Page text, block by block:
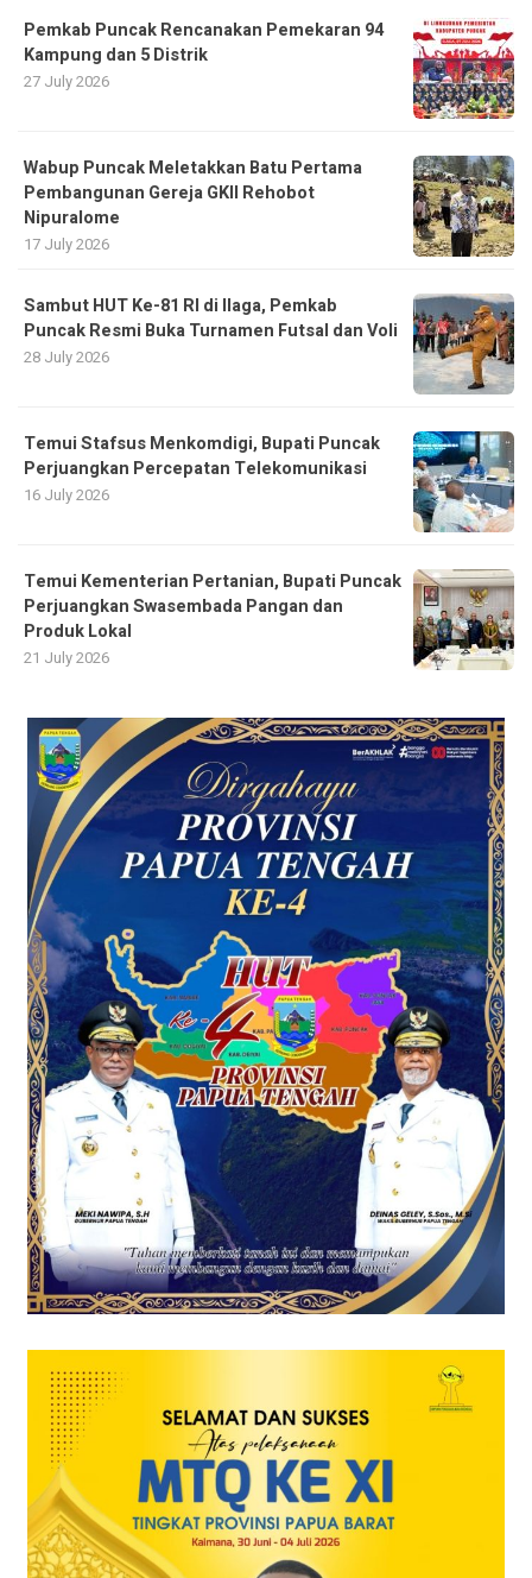
Pemkab Puncak Rencanakan Pemekaran 94
Kampung dan 5 Distrik
27 July 2026
Wabup Puncak Meletakkan Batu Pertama
Pembangunan Gereja GKII Rehobot
Nipuralome
17 July 2026
Sambut HUT Ke-81 RI di Ilaga, Pemkab
Puncak Resmi Buka Turnamen Futsal dan Voli
28 July 2026
Temui Stafsus Menkomdigi, Bupati Puncak
Perjuangkan Percepatan Telekomunikasi
16 July 2026
Temui Kementerian Pertanian, Bupati Puncak
Perjuangkan Swasembada Pangan dan
Produk Lokal
21 July 2026